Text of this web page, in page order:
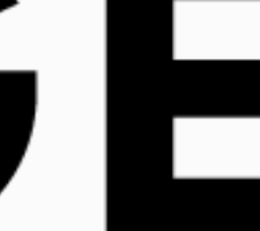
ン
目を集めている「D2C」（=Direct
とは、メーカーが製造した商品
を利用せずにダイレクトに消費者
のビジネスモデルです。さまざま